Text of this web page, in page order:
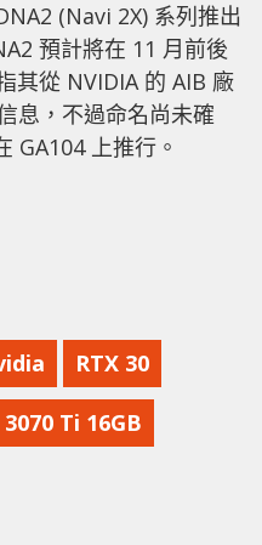
(Navi 2X) 系列推出
預計將在 11 月前後
其從 NVIDIA 的 AIB 廠
息，不過命名尚未確
GA104 上推行。
RTX 30
3070 Ti 16GB